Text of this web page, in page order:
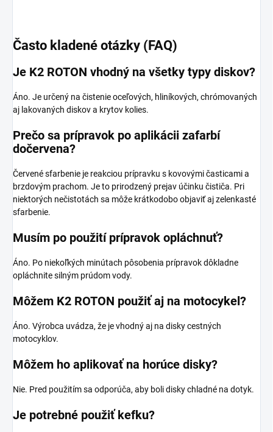
Často kladené otázky (FAQ)
Je K2 ROTON vhodný na všetky typy diskov?
Áno. Je určený na čistenie oceľových, hliníkových, chrómovaných
aj lakovaných diskov a krytov kolies.
Prečo sa prípravok po aplikácii zafarbí
dočervena?
Červené sfarbenie je reakciou prípravku s kovovými časticami a
brzdovým prachom. Je to prirodzený prejav účinku čističa. Pri
niektorých nečistotách sa môže krátkodobo objaviť aj zelenkasté
sfarbenie.
Musím po použití prípravok opláchnuť?
Áno. Po niekoľkých minútach pôsobenia prípravok dôkladne
opláchnite silným prúdom vody.
Môžem K2 ROTON použiť aj na motocykel?
Áno. Výrobca uvádza, že je vhodný aj na disky cestných
motocyklov.
Môžem ho aplikovať na horúce disky?
Nie. Pred použitím sa odporúča, aby boli disky chladné na dotyk.
Je potrebné použiť kefku?